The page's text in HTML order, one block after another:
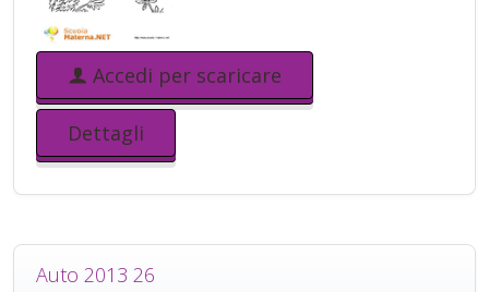
Accedi per scaricare
Dettagli
Auto 2013 26